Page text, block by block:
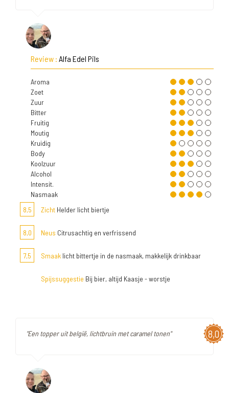
Review : Alfa Edel Pils
Aroma
Zoet
Zuur
Bitter
Fruitig
Moutig
Kruidig
Body
Koolzuur
Alcohol
Intensit.
Nasmaak
8,5
Zicht Helder licht biertje
8,0 Neus Citrusachtig en verfrissend
7,5 Smaak licht bittertje in de nasmaak, makkelijk drinkbaar
Spijssuggestie Bij bier, altijd Kaasje - worstje
8,0
"Een topper uit belgië, lichtbruin met caramel tonen"